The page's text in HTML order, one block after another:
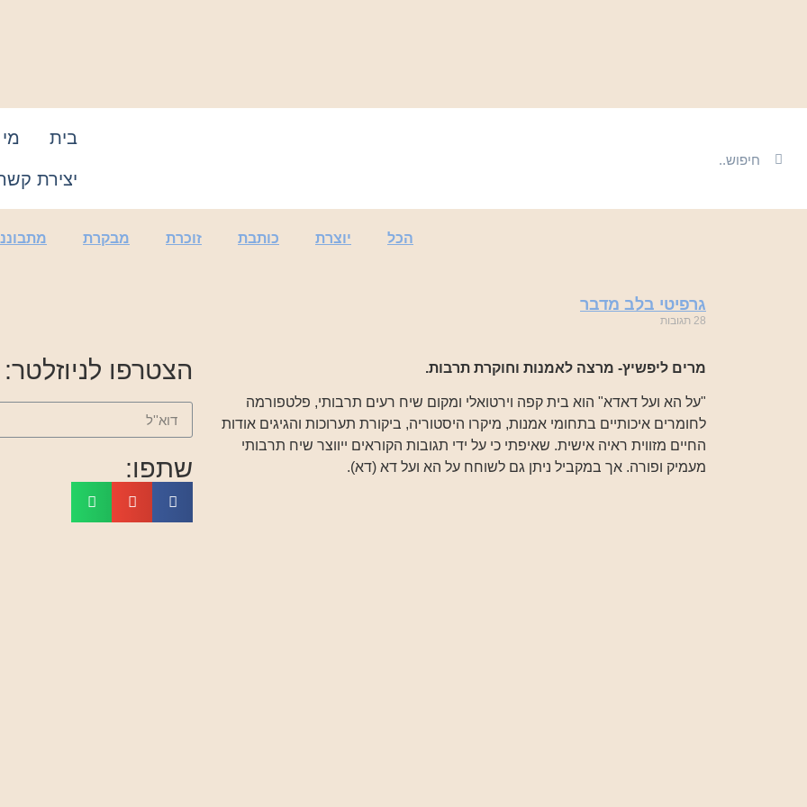
בית
יצירת
הכל יוצרת כותבת זוכרת מבקרת
גרפיטי בלב מדבר
28 תגובות
מרים ליפשיץ- מרצה לאמנות וחוקרת תרבות.
"על הא ועל דאדא" הוא בית קפה וירטואלי ומקום שיח רעים תרבותי, פלטפורמה
לחומרים איכותיים בתחומי אמנות, מיקרו היסטוריה, ביקורת תערוכות והגיגים אודות
החיים מזווית ראיה אישית. שאיפתי כי על ידי תגובות הקוראים ייווצר שיח תרבותי
מעמיק ופורה. אך במקביל ניתן גם לשוחח על הא ועל דא (דא).
הצטרפו לניוזלטר:
שתפו: